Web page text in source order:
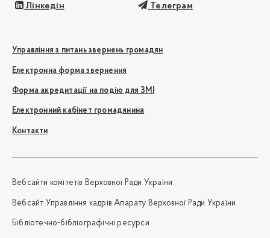
Лінкедін Телеграм
Управління з питань звернень громадян
Електронна форма звернення
Форма акредитації на подію для ЗМІ
Електронний кабінет громадянина
Контакти
Вебсайти комітетів Верховної Ради України
Вебсайт Управління кадрів Апарату Верховної Ради України
Бібліотечно-бібліографічні ресурси